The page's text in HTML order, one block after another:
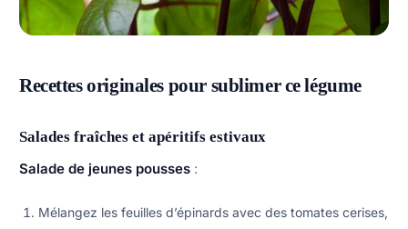
Recettes originales pour sublimer ce légume
Salades fraîches et apéritifs estivaux
Salade de jeunes pousses :
Mélangez les feuilles d’épinards avec des tomates cerises,